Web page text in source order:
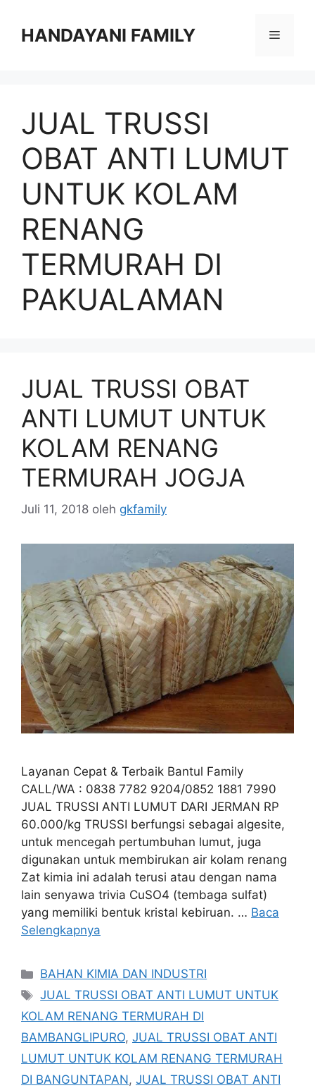
HANDAYANI FAMILY Menu
JUAL TRUSSI
OBAT ANTI LUMUT
UNTUK KOLAM
RENANG
TERMURAH DI
PAKUALAMAN
JUAL TRUSSI OBAT
ANTI LUMUT UNTUK
KOLAM RENANG
TERMURAH JOGJA
Juli 11, 2018 oleh gkfamily
Layanan Cepat & Terbaik Bantul Family
CALL/WA : 0838 7782 9204/0852 1881 7990
JUAL TRUSSI ANTI LUMUT DARI JERMAN RP
60.000/kg TRUSSI berfungsi sebagai algesite,
untuk mencegah pertumbuhan lumut, juga
digunakan untuk membirukan air kolam renang
Zat kimia ini adalah terusi atau dengan nama
lain senyawa trivia CuSO4 (tembaga sulfat)
yang memiliki bentuk kristal kebiruan. … Baca
Selengkapnya
Kategori
BAHAN KIMIA DAN INDUSTRI
Tag
JUAL TRUSSI OBAT ANTI LUMUT UNTUK
KOLAM RENANG TERMURAH DI
BAMBANGLIPURO, JUAL TRUSSI OBAT ANTI
LUMUT UNTUK KOLAM RENANG TERMURAH
DI BANGUNTAPAN, JUAL TRUSSI OBAT ANTI